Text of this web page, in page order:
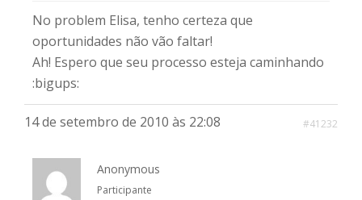
No problem Elisa, tenho certeza que
oportunidades não vão faltar!
Ah! Espero que seu processo esteja caminhando
:bigups:
14 de setembro de 2010 às 22:08 #41232
Anonymous
Participante